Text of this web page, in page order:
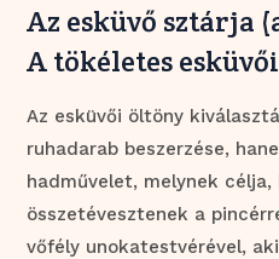
Az esküvő sztárja
A tökéletes
Az esküvői öltöny
ruhadarab beszerzése,
hadművelet, melynek
összetévesztenek a
vőfély unokatestvérével,